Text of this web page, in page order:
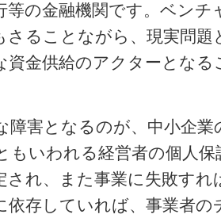
等の金融機関です。ベンチ
さることながら、現実問題
資金供給のアクターとな
障害となるのが、中小企業
もいわれる経営者の個人保
され、また事業に失敗すれ
依存していれば、事業者